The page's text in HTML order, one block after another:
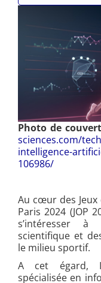
Photo de
sciences.com/
intelligence-
106986/
Au cœur des
Paris 2024 (JOP
s’intéresser à
scientifique et
le milieu sportif.
A cet égard,
spécialisée en